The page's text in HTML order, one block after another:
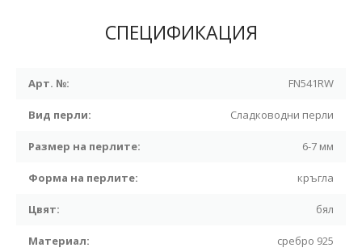
СПЕЦИФИКАЦИЯ
Арт. №: FN541RW
Вид перли: Сладководни перли
Размер на перлите: 6-7 мм
Форма на перлите: кръгла
Цвят: бял
Материал: сребро 925